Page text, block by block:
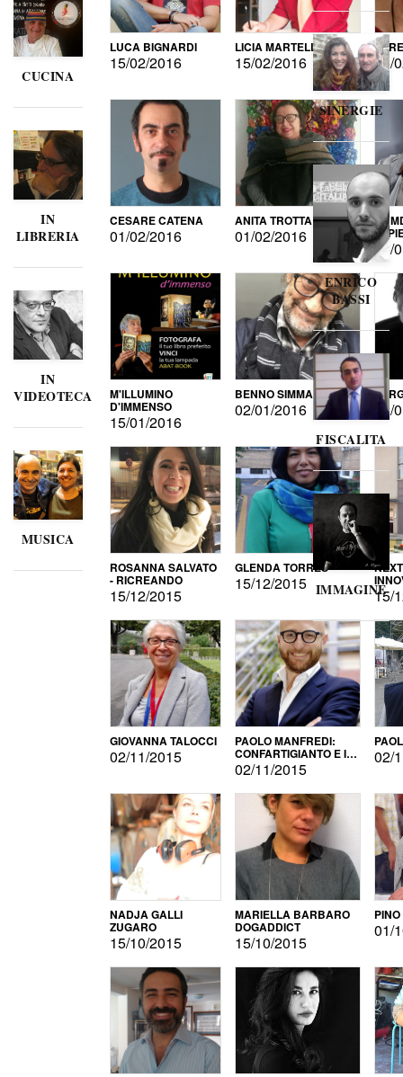
CUCINA
IN
LIBRERIA
IN
VIDEOTECA
MUSICA
LUCA BIGNARDI
15/02/2016
LICIA MARTELLI
15/02/2016 15/
CESARE CATENA
01/02/2016
ANITA TROTTA
01/02/2016 DI
15/
M'ILLUMINO
D'IMMENSO
15/01/2016
BENNO SIMMA
02/01/2016
ROSANNA SALVATO
- RICREANDO
15/12/2015
GLENDA TORRES
15/12/2015
15/
GIOVANNA TALOCCI
02/11/2015
PAOLO MANFREDI:
CONFARTIGIANTO E IL
SONDAGGIO
02/11/2015
02/
NADJA GALLI
ZUGARO
15/10/2015
MARIELLA BARBARO
DOGADDICT
15/10/2015
01/
SINERGIE
ENRICO
BASSI
FISCALITA
IMMAGINE